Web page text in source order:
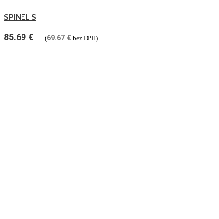
SPINEL S
85.69 € (69.67 € bez DPH)